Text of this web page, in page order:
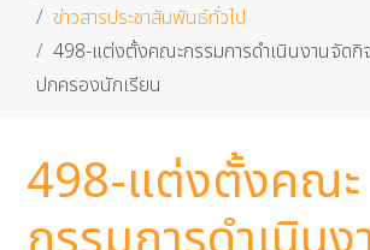
ข่าวสารประชาสัมพันธ์ทั่วไป
498-แต่งตั้งคณะกรรมการดำเนินงานจัดกิ
ปกครองนักเรียน
498-แต่งตั้งคณะ